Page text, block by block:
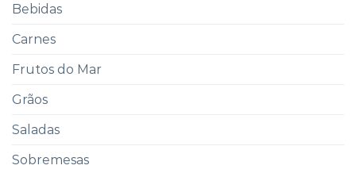
Bebidas
Carnes
Frutos do Mar
Grãos
Saladas
Sobremesas